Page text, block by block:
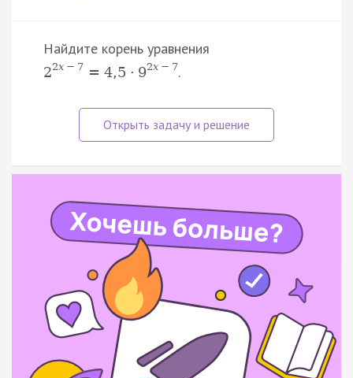
Найдите корень уравнения
22x − 7 = 4,5 ⋅ 92x − 7.